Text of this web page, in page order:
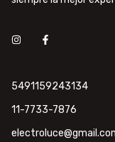
5491159243134
11-7733-7876